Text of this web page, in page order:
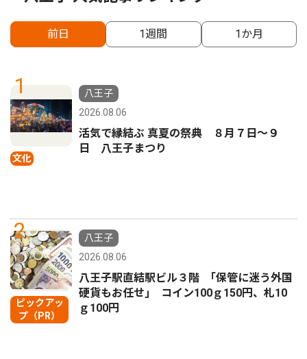
前日 1週間 1か月
1
文化
八王子
2026.08.06
活気で縁結ぶ 真夏の祭典 ８月７日〜９
日 八王子まつり
2
ピックアッ
プ（PR）
八王子
2026.08.06
八王子駅直結駅ビル３階 ｢保管に迷う外国
硬貨もお任せ｣ コイン100ｇ150円、札10
ｇ100円